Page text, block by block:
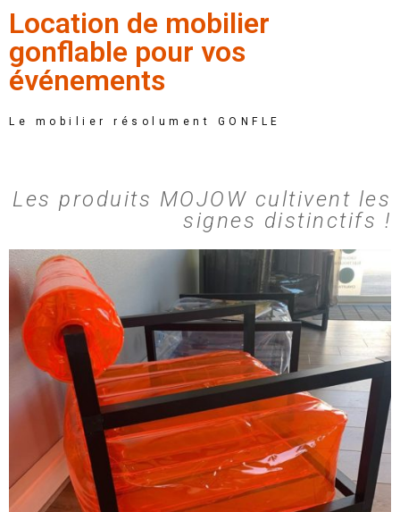
Location de mobilier
gonflable pour vos
événements
Le mobilier résolument GONFLE
Les produits MOJOW cultivent les
signes distinctifs !